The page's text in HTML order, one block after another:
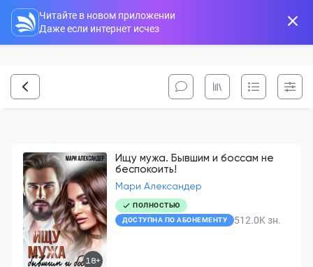
Читайте в новом приложении
Даже если интернет исчез
18+
Ищу мужа. Бывшим и боссам не
беспокоить!
Мари Александер
ПОЛНОСТЬЮ
ДОСТУПНА ПО АБОНЕМЕНТУ
512.0K зн.